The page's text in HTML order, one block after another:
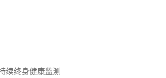
续终身健康监测